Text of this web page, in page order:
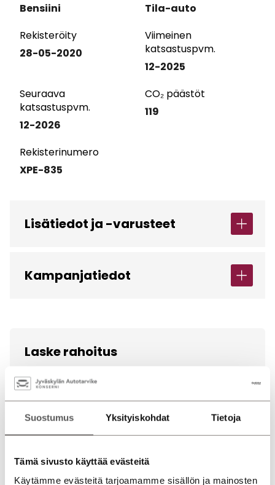
Suostumus Yksityiskohdat Tietoja
Tämä sivusto käyttää evästeitä
Käytämme evästeitä tarjoamamme sisällön ja mainosten
Bensiini
Tila-auto
Rekisteröity
28-05-2020
Viimeinen
katsastuspvm.
12-2025
Seuraava
katsastuspvm.
12-2026
CO₂ päästöt
119
Rekisterinumero
XPE-835
Lisätiedot ja -varusteet
Kampanjatiedot
Laske rahoitus
Sopimusaika (kk)
12
24 36 48 60 72